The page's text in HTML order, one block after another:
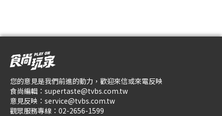
您的意見是我們前進的動力，歡迎來信或來電反映
食尚編輯： supertaste@tvbs.com.tw
意見反映： service@tvbs.com.tw
觀眾服務專線： 02-2656-1599